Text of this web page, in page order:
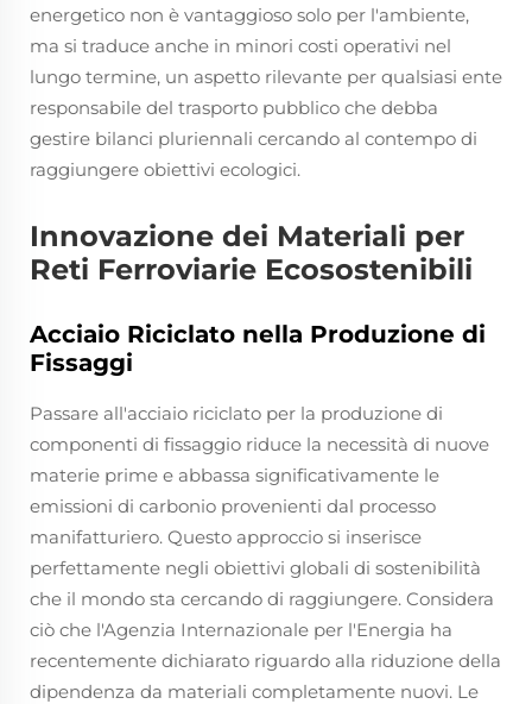
energetico non è vantaggioso solo per l'ambiente,
ma si traduce anche in minori costi operativi nel
lungo termine, un aspetto rilevante per qualsiasi ente
responsabile del trasporto pubblico che debba
gestire bilanci pluriennali cercando al contempo di
raggiungere obiettivi ecologici.
Innovazione dei Materiali per
Reti Ferroviarie Ecosostenibili
Acciaio Riciclato nella Produzione di
Fissaggi
Passare all'acciaio riciclato per la produzione di
componenti di fissaggio riduce la necessità di nuove
materie prime e abbassa significativamente le
emissioni di carbonio provenienti dal processo
manifatturiero. Questo approccio si inserisce
perfettamente negli obiettivi globali di sostenibilità
che il mondo sta cercando di raggiungere. Considera
ciò che l'Agenzia Internazionale per l'Energia ha
recentemente dichiarato riguardo alla riduzione della
dipendenza da materiali completamente nuovi. Le